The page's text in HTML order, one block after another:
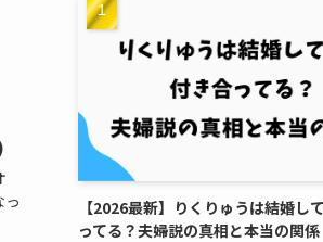
【2026最新】りくりゅうは結婚し
ってる？夫婦説の真相と本当の関係